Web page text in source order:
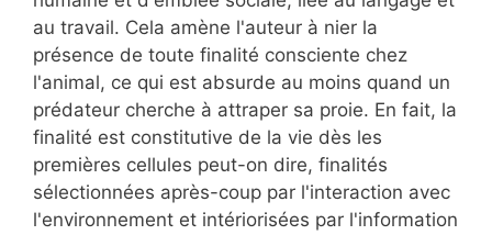
au travail. Cela amène l'auteur à nier la
présence de toute finalité consciente chez
l'animal, ce qui est absurde au moins quand un
prédateur cherche à attraper sa proie. En fait, la
finalité est constitutive de la vie dès les
premières cellules peut-on dire, finalités
sélectionnées après-coup par l'interaction avec
l'environnement et intériorisées par l'information